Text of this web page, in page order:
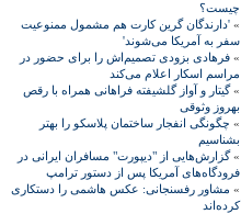
چیست؟
» 'دارندگان گرین کارت هم مشمول ممنوعیت
سفر به آمریکا می‌شوند'
» فرهادی بزودی تصمیم‌اش را برای حضور در
مراسم اسکار اعلام می‌کند
»گیتار و آواز گلشیفته فراهانی همراه با رقص
بهروز وثوقی
» چگونگی انفجار ساختمان پلاسکو را بهتر
بشناسیم
»گزارش‌هایی از "دیپورت" مسافران ایرانی در
فرودگاه‌های آمریکا پس از دستور ترامپ
» مشاور رفسنجانی: عکس هاشمی را دستکاری
کرده‌اند